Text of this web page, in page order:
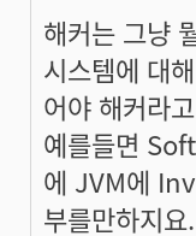
해커는 그냥
시스템에 대
어야 해커라
예를들면
에 JVM에
부를만하지요.